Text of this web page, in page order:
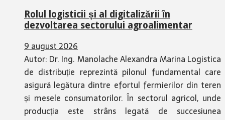
Rolul logisticii și al digitalizării în
dezvoltarea sectorului agroalimentar
9 august 2026
Autor: Dr. Ing. Manolache Alexandra Marina Logistica
de distribuție reprezintă pilonul fundamental care
asigură legătura dintre efortul fermierilor din teren
și mesele consumatorilor. În sectorul agricol, unde
producția este strâns legată de succesiunea